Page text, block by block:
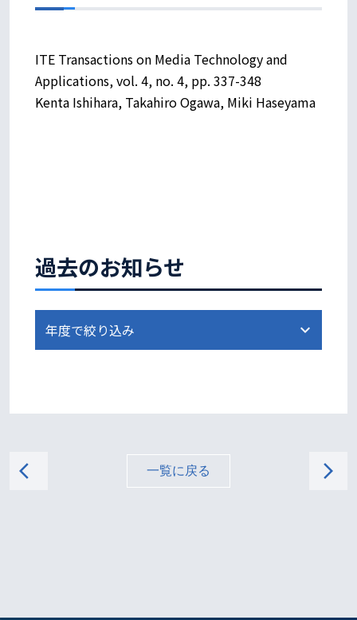
過去のお知らせ
ITE Transactions on Media Technology and
Applications, vol. 4, no. 4, pp. 337-348
Kenta Ishihara, Takahiro Ogawa, Miki Haseyama
arrow_back_ios 一覧に戻る arrow_forward_ios